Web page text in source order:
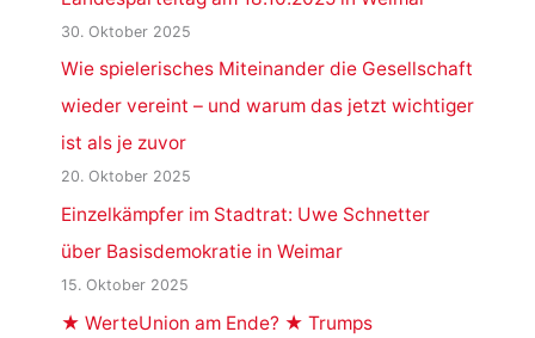
30. Oktober 2025
Wie spielerisches Miteinander die Gesellschaft
wieder vereint – und warum das jetzt wichtiger
ist als je zuvor
20. Oktober 2025
Einzelkämpfer im Stadtrat: Uwe Schnetter
über Basisdemokratie in Weimar
15. Oktober 2025
★ WerteUnion am Ende? ★ Trumps